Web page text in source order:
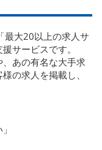
最大20以上の求人サ
サービスです。
あの有名な大手求
の求人を掲載し、